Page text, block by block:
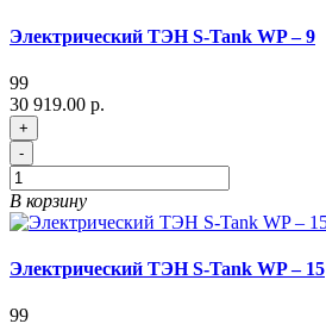
Электрический ТЭН S-Tank WP – 9
99
30 919.00 р.
+
-
В корзину
Электрический ТЭН S-Tank WP – 15
99